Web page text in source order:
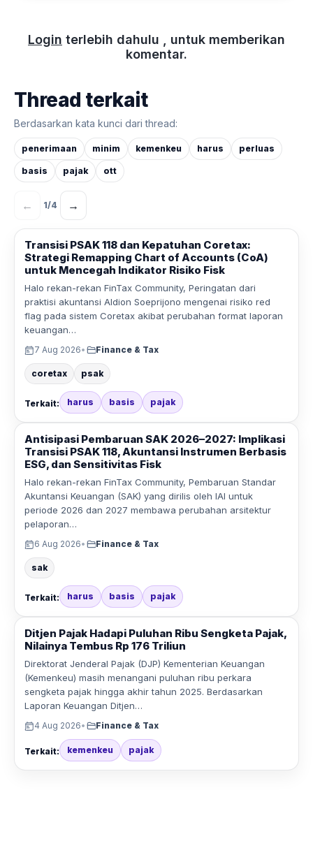
Login terlebih dahulu , untuk memberikan
komentar.
Thread terkait
Berdasarkan kata kunci dari thread:
penerimaan minim kemenkeu harus perluas
basis pajak ott
← 1/4 →
Transisi PSAK 118 dan Kepatuhan Coretax:
Strategi Remapping Chart of Accounts (CoA)
untuk Mencegah Indikator Risiko Fisk
Halo rekan-rekan FinTax Community, Peringatan dari
praktisi akuntansi Aldion Soeprijono mengenai risiko red
flag pada sistem Coretax akibat perubahan format laporan
keuangan…
7 Aug 2026• Finance & Tax
coretax psak
Terkait: harus basis pajak
Antisipasi Pembaruan SAK 2026–2027: Implikasi
Transisi PSAK 118, Akuntansi Instrumen Berbasis
ESG, dan Sensitivitas Fisk
Halo rekan-rekan FinTax Community, Pembaruan Standar
Akuntansi Keuangan (SAK) yang dirilis oleh IAI untuk
periode 2026 dan 2027 membawa perubahan arsitektur
pelaporan…
6 Aug 2026• Finance & Tax
sak
Terkait: harus basis pajak
Ditjen Pajak Hadapi Puluhan Ribu Sengketa Pajak,
Nilainya Tembus Rp 176 Triliun
Direktorat Jenderal Pajak (DJP) Kementerian Keuangan
(Kemenkeu) masih menangani puluhan ribu perkara
sengketa pajak hingga akhir tahun 2025. Berdasarkan
Laporan Keuangan Ditjen…
4 Aug 2026• Finance & Tax
Terkait: kemenkeu pajak